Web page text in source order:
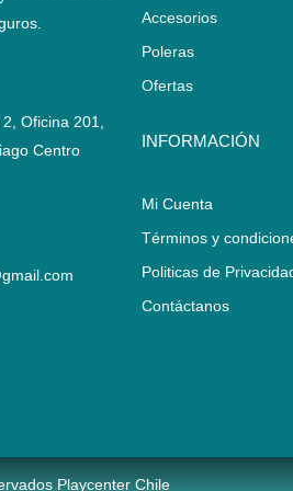
Oficina 201,
Centro
Accesorios
Poleras
Ofertas
INFORMACIÓN
Mi Cuenta
Términos y
Politicas de
Contáctanos
Playcenter Chile